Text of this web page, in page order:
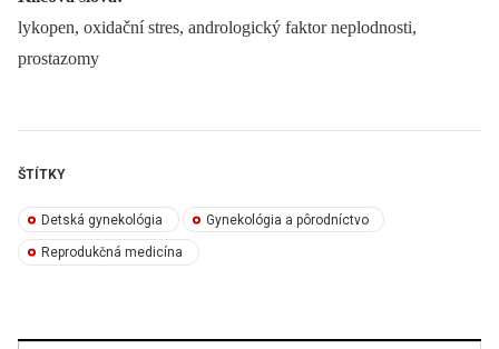
lykopen, oxidační stres, andrologický faktor neplodnosti,
prostazomy
ŠTÍTKY
Detská gynekológia Gynekológia a pôrodníctvo
Reprodukčná medicína